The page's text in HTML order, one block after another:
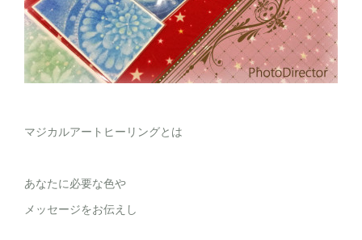
マジカルアートヒーリングとは
あなたに必要な色や
メッセージをお伝えし